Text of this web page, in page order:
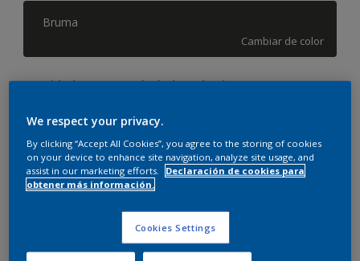
Bruma
Cambiar de color
Cantidad Calculadora de pintura
Este producto no está actualmente disponible en línea.
Por favor, visite su tienda más cercana.
Agregar a espacio Encontrar una tienda
We respect your privacy.
By clicking “Accept All Cookies”, you agree to the storing of cookies
on your device to enhance site navigation, analyze site usage, and
assist in our marketing efforts.
Declaración de cookies para
obtener más información.
Cookies Settings